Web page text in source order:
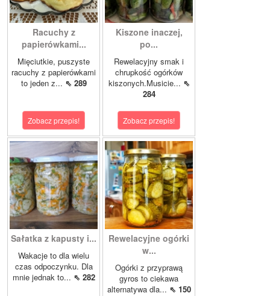
Racuchy z
papierówkami...
Mięciutkie, puszyste
racuchy z papierówkami
to jeden z... ⇖ 289
Zobacz przepis!
Kiszone inaczej,
po...
Rewelacyjny smak i
chrupkość ogórków
kiszonych.Musicie... ⇖
284
Zobacz przepis!
Sałatka z kapusty i...
Wakacje to dla wielu
czas odpoczynku. Dla
mnie jednak to... ⇖ 282
Rewelacyjne ogórki
w...
Ogórki z przyprawą
gyros to ciekawa
alternatywa dla... ⇖ 150